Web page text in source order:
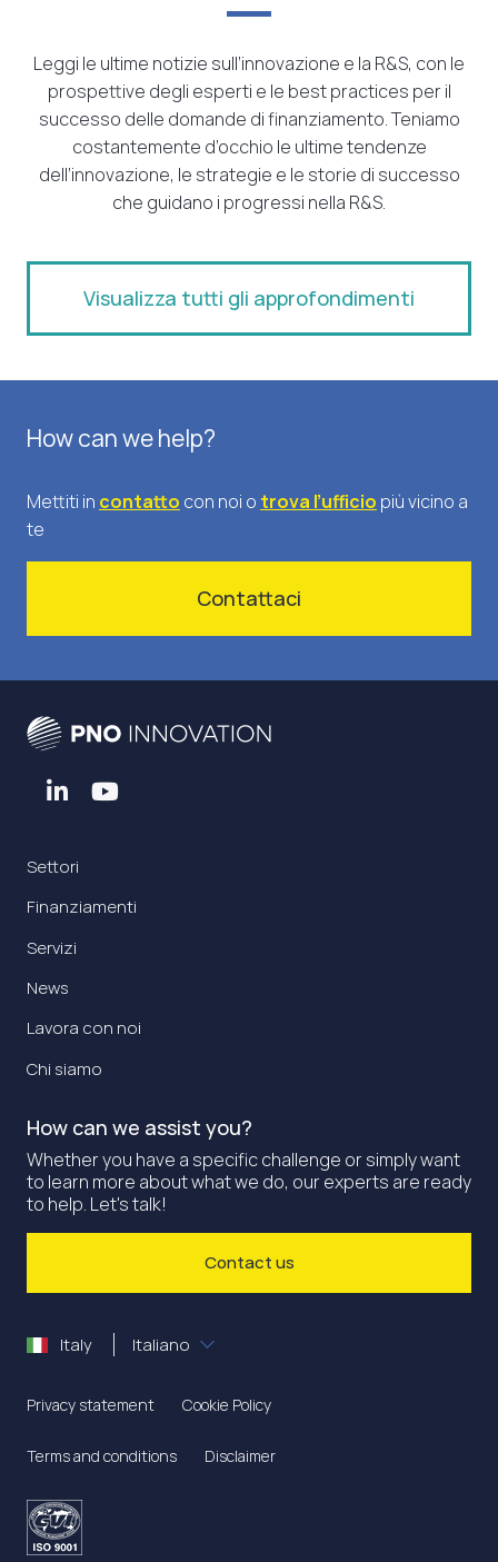
Leggi le ultime notizie sull’innovazione e la R&S, con le
prospettive degli esperti e le best practices per il
successo delle domande di finanziamento. Teniamo
costantemente d’occhio le ultime tendenze
dell’innovazione, le strategie e le storie di successo
che guidano i progressi nella R&S.
Visualizza tutti gli approfondimenti
How can we help?
Mettiti in contatto con noi o trova l’ufficio più vicino a
te
Contattaci
Settori
Finanziamenti
Servizi
News
Lavora con noi
Chi siamo
How can we assist you?
Whether you have a specific challenge or simply want
to learn more about what we do, our experts are ready
to help. Let's talk!
Contact us
Italy Italiano
Privacy statement Cookie Policy
Terms and conditions Disclaimer